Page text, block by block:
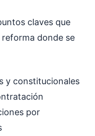
claves que
donde se
y constitucionales
por